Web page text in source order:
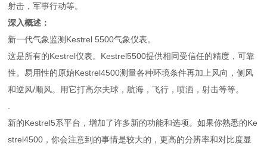
射击，军事行动等。
深入概述：
新一代气象监测Kestrel 5500气象仪表。
这是所有的Kestrel仪表。Kestrel5500提供相同受信任的精度，可靠
性。易用性的原始Kestrel4500测量各种环境条件再加上风向，侧风
和逆风/顺风。用它打高尔夫球，航海，飞行，喷洒，射击等等。
新的Kestrel5系平台，增加了许多新的功能和选项。如果你熟悉的Ke
strel4500，你会注意到的事情是较大的，更高的分辨率和对比度显